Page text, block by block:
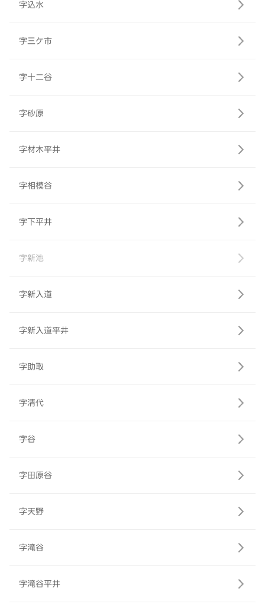
字込水
字三ケ市
字十二谷
字砂原
字材木平井
字相模谷
字下平井
字新池
字新入道
字新入道平井
字助取
字清代
字谷
字田原谷
字天野
字滝谷
字滝谷平井